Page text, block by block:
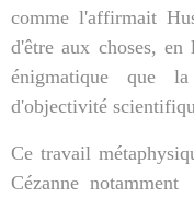
comme l'affirmait
d'être aux choses,
énigmatique que
d'objectivité
Ce travail
Cézanne notamment